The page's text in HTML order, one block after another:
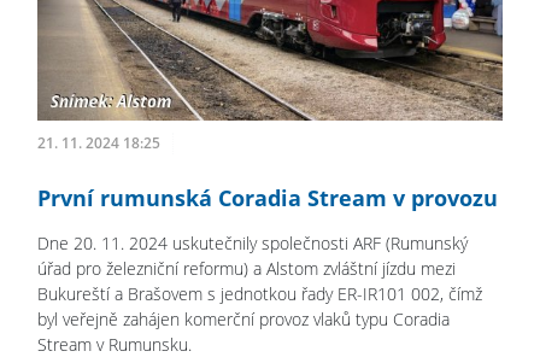
21. 11. 2024 18:25
První rumunská Coradia Stream v provozu
Dne 20. 11. 2024 uskutečnily společnosti ARF (Rumunský
úřad pro železniční reformu) a Alstom zvláštní jízdu mezi
Bukureští a Brašovem s jednotkou řady ER-IR101 002, čímž
byl veřejně zahájen komerční provoz vlaků typu Coradia
Stream v Rumunsku.